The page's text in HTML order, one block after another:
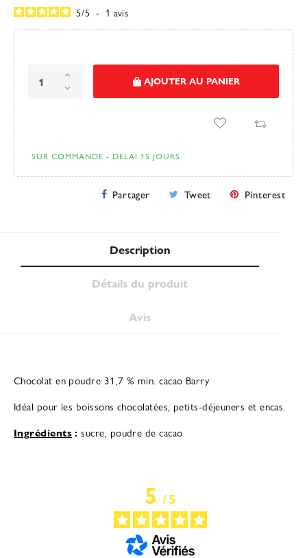
5/5 - 1 avis
AJOUTER AU PANIER
SUR COMMANDE - DELAI 15 JOURS
Partager Tweet Pinterest
Description
Détails du produit
Avis
Chocolat en poudre 31,7 % min. cacao Barry
Idéal pour les boissons chocolatées, petits-déjeuners et encas.
Ingrédients: sucre, poudre de cacao
5/5